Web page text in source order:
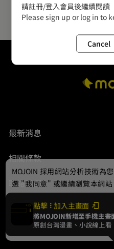
最新消息
相關條款
聯絡我們
© 2024 gamania
點擊 加入主畫面
將MOJOIN新增至手機主畫
原創台灣漫畫、小說線上看
MOJOIN 採用網站分析技術為
選 "我同意" 或繼續瀏覽本網
Cookie，欲瞭解更多資訊請見
我
請註冊/登入會員後繼續閱讀
Please sign up or log in to
Cancel